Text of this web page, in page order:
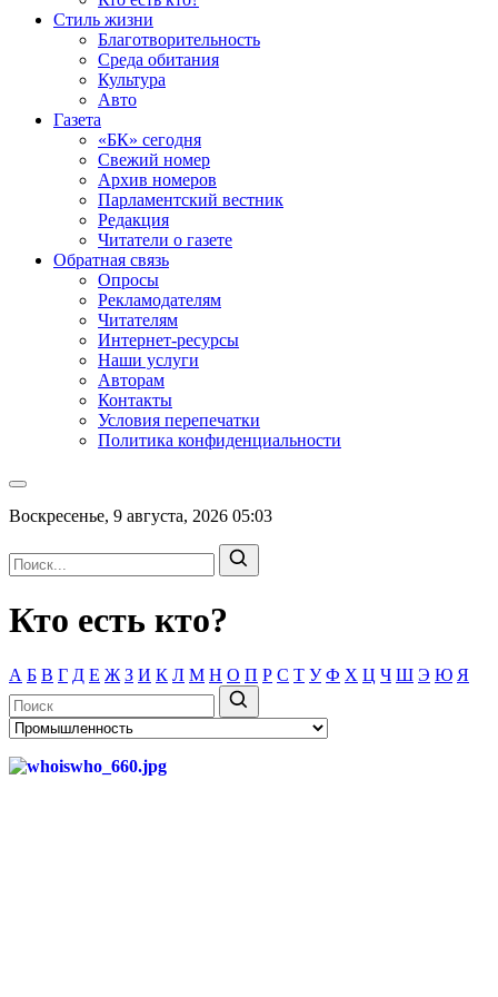
Стиль жизни
Благотворительность
Среда обитания
Культура
Авто
Газета
«БК» сегодня
Свежий номер
Архив номеров
Парламентский вестник
Редакция
Читатели о газете
Обратная связь
Опросы
Рекламодателям
Читателям
Интернет-ресурсы
Наши услуги
Авторам
Контакты
Условия перепечатки
Политика конфиденциальности
Воскресенье, 9 августа, 2026 05:03
Кто есть кто?
А Б В Г Д Е Ж З И К Л М Н О П Р С Т У Ф Х Ц Ч Ш Э Ю Я